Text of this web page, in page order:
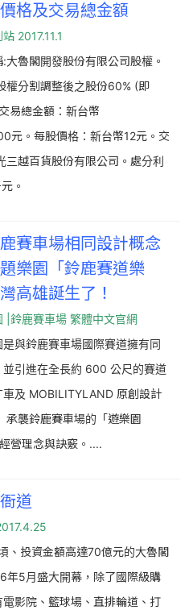
格及交易總金額
2017.11.1
大魯閣開發股份有限公司股權。
權分割調整後之股份60% (即
易總金額：新台幣
元。每股價格：新台幣12元。交
三越百貨股份有限公司。處分利
。
賽車場相同設計概念
樂園「鈴鹿賽道樂
高雄誕生了！
|鈴鹿賽車場 繁體中文官網
與鈴鹿賽車場國際賽道擁有同
並引進在全長約 600 公尺的賽道
車及 MOBILITYLAND 原創設計
承襲鈴鹿賽車場的「遊樂園
營理念與訣竅。....
道
、投資金額高達70億元的大魯閣
年5月盛大開幕，除了國際級購
影院、籃球場、直排輪道、打